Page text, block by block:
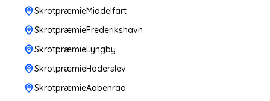
SkrotpræmieMiddelfart
SkrotpræmieFrederikshavn
SkrotpræmieLyngby
SkrotpræmieHaderslev
SkrotpræmieAabenraa